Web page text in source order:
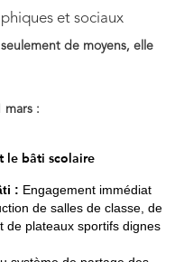
et sociaux
de moyens, elle
mars :
le bâti scolaire
: Engagement immédiat
de salles de classe, de
de plateaux sportifs dignes